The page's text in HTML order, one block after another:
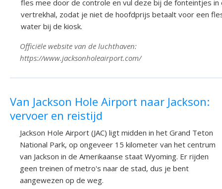
fles mee door de controle en vul deze bij de fonteintjes in
vertrekhal, zodat je niet de hoofdprijs betaalt voor een
water bij de kiosk.
Officiële website van de luchthaven:
https://www.jacksonholeairport.com/
Van Jackson Hole Airport naar Jackson:
vervoer en reistijd
Jackson Hole Airport (JAC) ligt midden in het Grand Teton
National Park, op ongeveer 15 kilometer van het centrum
van Jackson in de Amerikaanse staat Wyoming. Er rijden
geen treinen of metro's naar de stad, dus je bent
aangewezen op de weg.